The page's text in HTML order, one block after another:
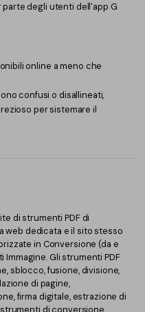
degli utenti dell'app G
online a meno che
confusi o disallineati,
per sistemare il
di strumenti PDF di
web dedicata e il sito stesso
in Conversione (da e
Immagine. Gli strumenti PDF
sblocco, fusione, divisione,
di pagine,
firma digitale, estrazione di